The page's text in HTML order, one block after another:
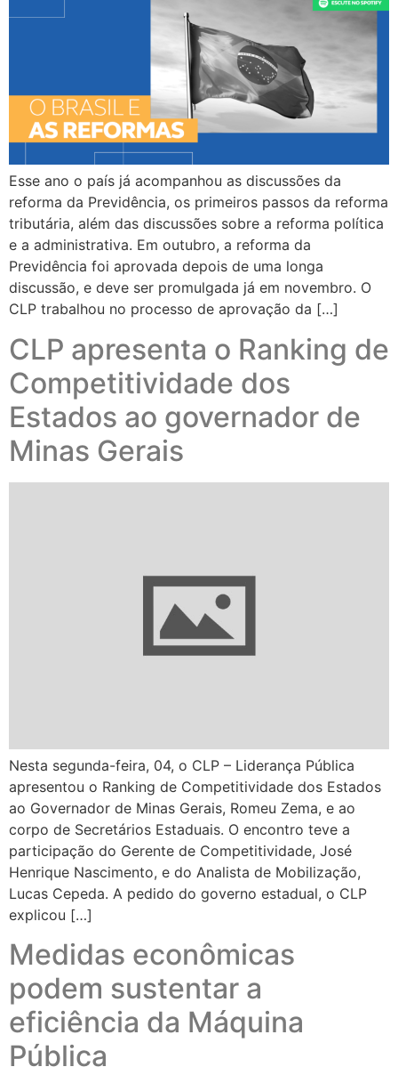
Esse ano o país já acompanhou as discussões da
reforma da Previdência, os primeiros passos da reforma
tributária, além das discussões sobre a reforma política
e a administrativa. Em outubro, a reforma da
Previdência foi aprovada depois de uma longa
discussão, e deve ser promulgada já em novembro. O
CLP trabalhou no processo de aprovação da […]
CLP apresenta o Ranking de
Competitividade dos
Estados ao governador de
Minas Gerais
Nesta segunda-feira, 04, o CLP – Liderança Pública
apresentou o Ranking de Competitividade dos Estados
ao Governador de Minas Gerais, Romeu Zema, e ao
corpo de Secretários Estaduais. O encontro teve a
participação do Gerente de Competitividade, José
Henrique Nascimento, e do Analista de Mobilização,
Lucas Cepeda. A pedido do governo estadual, o CLP
explicou […]
Medidas econômicas
podem sustentar a
eficiência da Máquina
Pública